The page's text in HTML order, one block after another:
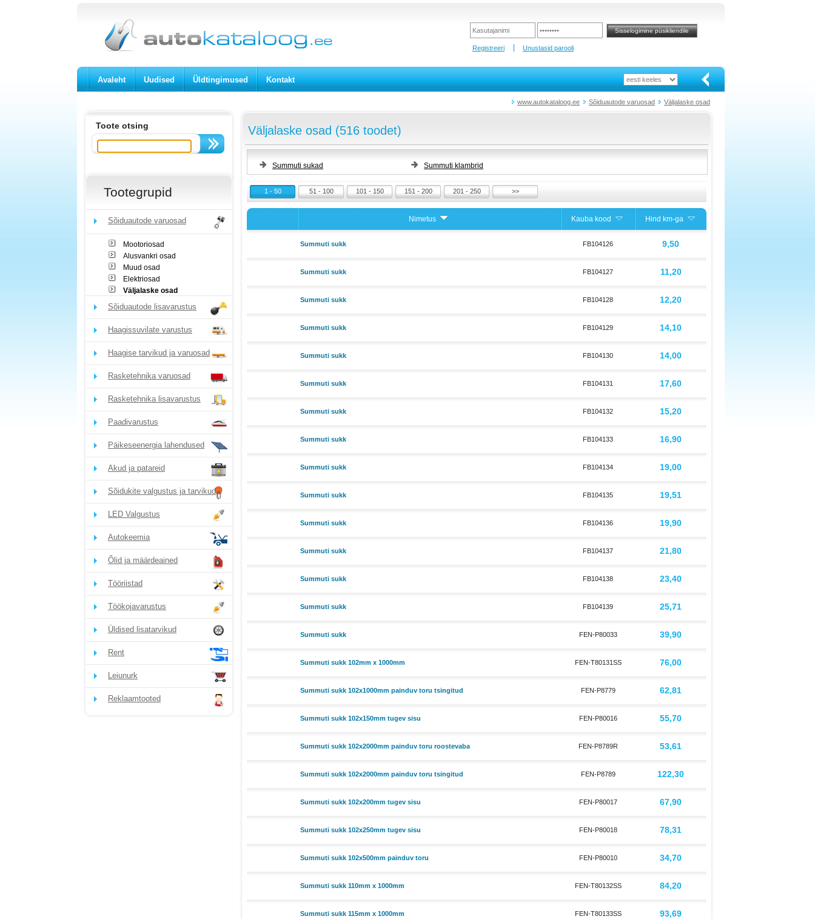
Registreeri Unustasid parooli
Avaleht Uudised Üldtingimused Kontakt
www.autokataloog.ee Sõiduautode varuosad Väljalaske osad
Toote otsing
Tootegrupid
Sõiduautode varuosad
Mootoriosad
Alusvankri osad
Muud osad
Elektriosad
Väljalaske osad
Sõiduautode lisavarustus
Haagissuvilate varustus
Haagise tarvikud ja varuosad
Rasketehnika varuosad
Rasketehnika lisavarustus
Paadivarustus
Päikeseenergia lahendused
Akud ja patareid
Sõidukite valgustus ja tarvikud
LED Valgustus
Autokeemia
Õlid ja määrdeained
Tööriistad
Töökojavarustus
Üldised lisatarvikud
Rent
Leiunurk
Reklaamtooted
Väljalaske osad (516 toodet)
Summuti sukad Summuti klambrid
1 - 50 51 - 100 101 - 150 151 - 200 201 - 250 >>
Nimetus Kauba kood Hind km-ga
Summuti sukk FB104126 9,50
Summuti sukk FB104127 11,20
Summuti sukk FB104128 12,20
Summuti sukk FB104129 14,10
Summuti sukk FB104130 14,00
Summuti sukk FB104131 17,60
Summuti sukk FB104132 15,20
Summuti sukk FB104133 16,90
Summuti sukk FB104134 19,00
Summuti sukk FB104135 19,51
Summuti sukk FB104136 19,90
Summuti sukk FB104137 21,80
Summuti sukk FB104138 23,40
Summuti sukk FB104139 25,71
Summuti sukk FEN-P80033 39,90
Summuti sukk 102mm x 1000mm FEN-T80131SS 76,00
Summuti sukk 102x1000mm painduv toru tsingitud FEN-P8779 62,81
Summuti sukk 102x150mm tugev sisu FEN-P80016 55,70
Summuti sukk 102x2000mm painduv toru roostevaba FEN-P8789R 53,61
Summuti sukk 102x2000mm painduv toru tsingitud FEN-P8789 122,30
Summuti sukk 102x200mm tugev sisu FEN-P80017 67,90
Summuti sukk 102x250mm tugev sisu FEN-P80018 78,31
Summuti sukk 102x500mm painduv toru FEN-P80010 34,70
Summuti sukk 110mm x 1000mm FEN-T80132SS 84,20
Summuti sukk 115mm x 1000mm FEN-T80133SS 93,69